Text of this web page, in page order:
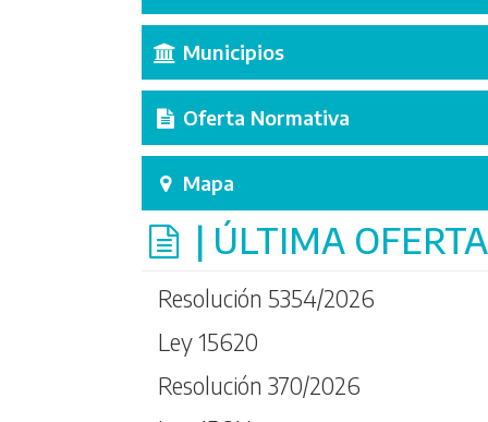
Municipios
Oferta Normativa
Mapa
| ÚLTIMA OFERTA
Resolución 5354/2026
Ley 15620
Resolución 370/2026